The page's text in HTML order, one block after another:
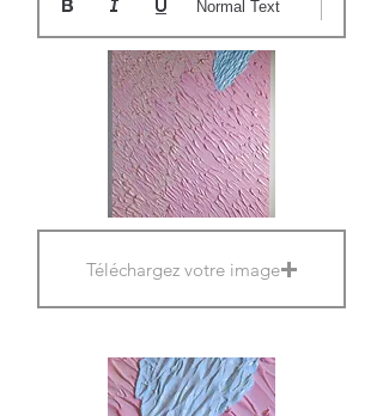
Normal Text
Téléchargez votre image